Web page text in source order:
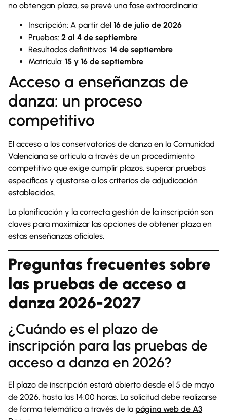
no obtengan plaza, se prevé una fase extraordinaria:
Inscripción: A partir del 16 de julio de 2026
Pruebas: 2 al 4 de septiembre
Resultados definitivos: 14 de septiembre
Matrícula: 15 y 16 de septiembre
Acceso a enseñanzas de
danza: un proceso
competitivo
El acceso a los conservatorios de danza en la Comunidad
Valenciana se articula a través de un procedimiento
competitivo que exige cumplir plazos, superar pruebas
específicas y ajustarse a los criterios de adjudicación
establecidos.
La planificación y la correcta gestión de la inscripción son
claves para maximizar las opciones de obtener plaza en
estas enseñanzas oficiales.
Preguntas frecuentes sobre
las pruebas de acceso a
danza 2026-2027
¿Cuándo es el plazo de
inscripción para las pruebas de
acceso a danza en 2026?
El plazo de inscripción estará abierto desde el 5 de mayo
de 2026, hasta las 14:00 horas. La solicitud debe realizarse
de forma telemática a través de la página web de A3